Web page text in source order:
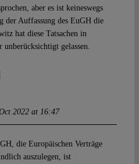
aber es ist keineswegs
der Auffassung des EuGH die
hat diese Tatsachen in
gelassen.
2022 at 16:47
die Europäischen Verträge
auszulegen, ist